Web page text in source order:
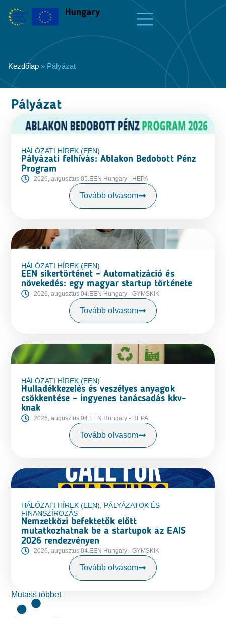
Kezdőlap » Pályázat
Pályázat
HÁLÓZATI HÍREK (EEN)
Pályázati felhívás: Ablakon Bedobott Pénz
Program
2026, augusztus 05.EEN Hungary - HEPA
Tovább olvasom
HÁLÓZATI HÍREK (EEN)
EEN sikertörténet – Automatizáció és
növekedés: egy magyar startup története
2026, augusztus 04.EEN Hungary - GYMSKIK
Tovább olvasom
HÁLÓZATI HÍREK (EEN)
Hulladékkezelés és veszélyes anyagok
csökkentése – ingyenes tanácsadás kkv-
knak
2026, augusztus 04.EEN Hungary - HEPA
Tovább olvasom
HÁLÓZATI HÍREK (EEN)
PÁLYÁZATOK ÉS
FINANSZÍROZÁS
Nemzetközi befektetők előtt
mutatkozhatnak be a startupok az EAIS
2026 rendezvényen
2026, augusztus 04.EEN Hungary - GYMSKIK
Tovább olvasom
Mutass többet